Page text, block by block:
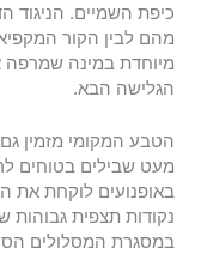
כיפת השמיים. הניגוד
מהם לבין הקור
מיוחדת במינה שמרפה
הגלישה הבא.
הטבע המקומי מזמין
מעט שבילים בטוחים
באופנועים לוקחת את
נקודות תצפית גבוהות
במסגרת המסלולים